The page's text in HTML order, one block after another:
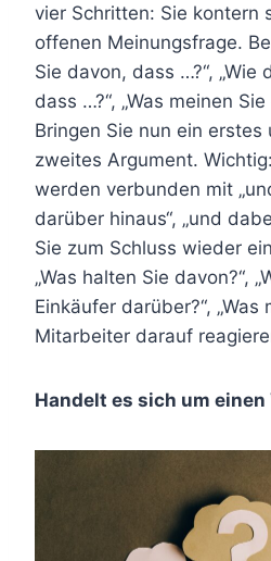
vier Schritten: Sie kontern
offenen Meinungsfrage.
Sie davon, dass …?“, „Wie
dass …?“, „Was meinen
Bringen Sie nun ein erstes
zweites Argument.
werden verbunden mit
darüber hinaus“, „und
Sie zum Schluss wieder
„Was halten Sie davon?“,
Einkäufer darüber?“,
Mitarbeiter darauf
Handelt es sich um einen